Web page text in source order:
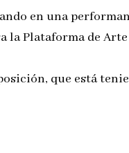
en una
la Plataforma de
que está